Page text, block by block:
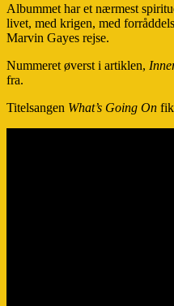
Albummet har et nærmest
livet, med krigen, med
Marvin Gayes rejse.
Nummeret øverst i artiklen,
fra.
Titelsangen What’s Going On